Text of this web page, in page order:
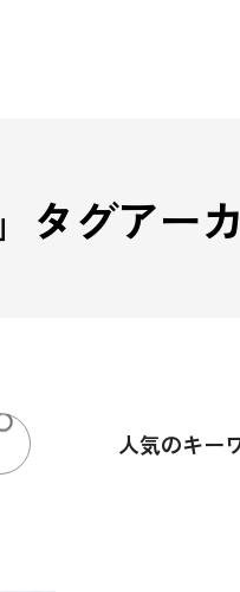
」タグアー
人気のキー